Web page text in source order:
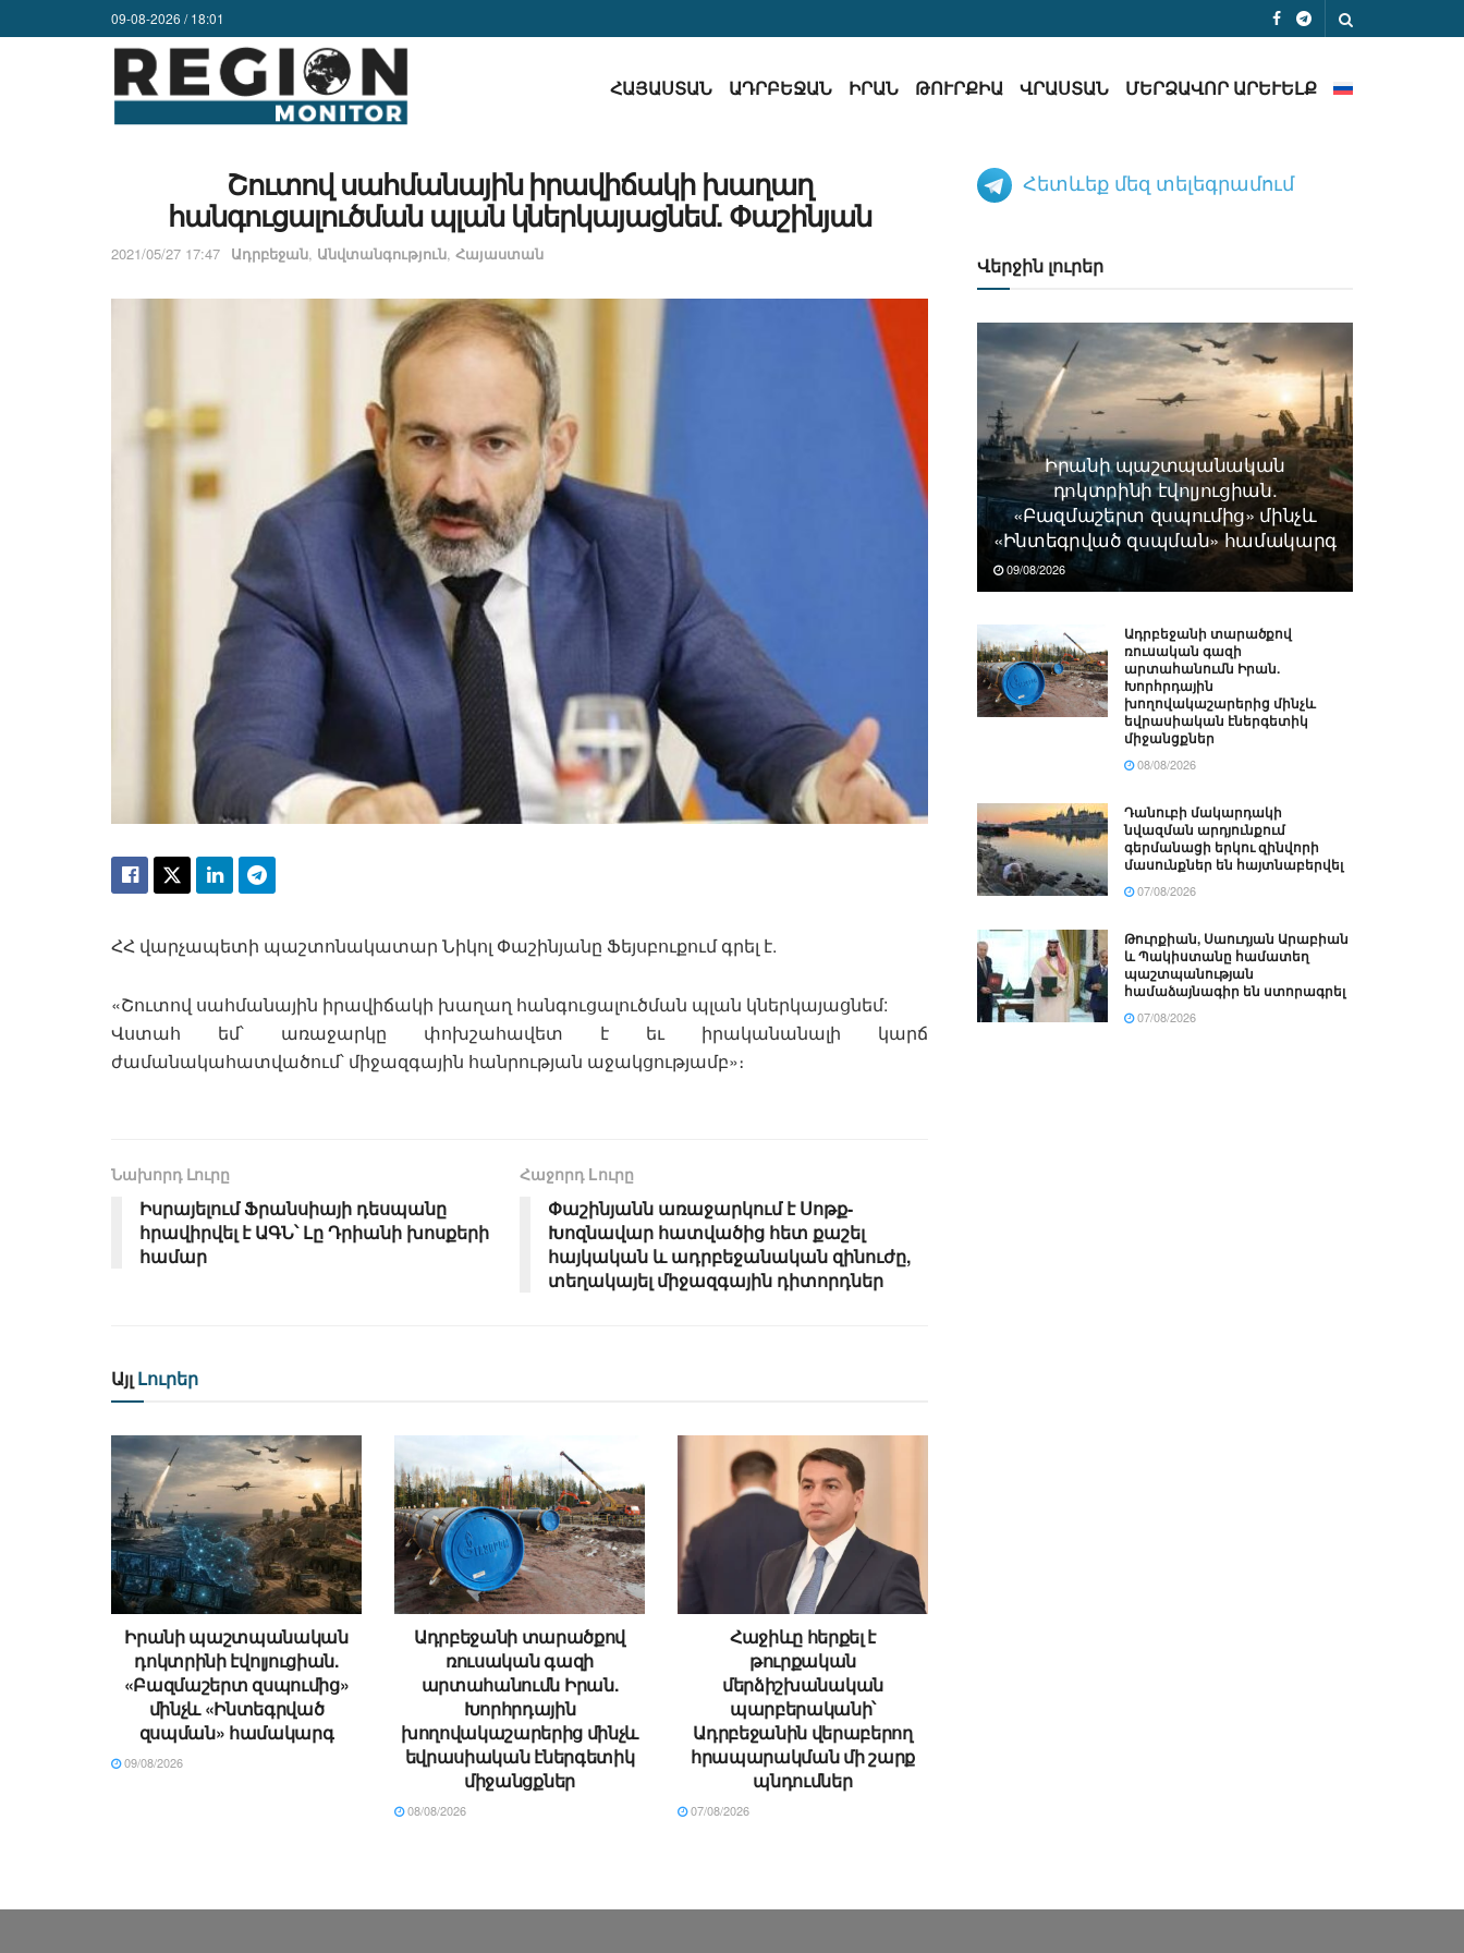
09-08-2026 / 18:01
ՀԱՅԱՍՏԱՆ ԱԴՐԲԵՋԱՆ ԻՐԱՆ ԹՈՒՐՔԻԱ ՎՐԱՍՏԱՆ ՄԵՐՁԱՎՈՐ ԱՐԵՒԵԼՔ
Շուտով սահմանային իրավիճակի խաղաղ
հանգուցալուծման պլան կներկայացնեմ. Փաշինյան
2021/05/27 17:47 Ադրբեջան, Անվտանգություն, Հայաստան
ՀՀ վարչապետի պաշտոնակատար Նիկոլ Փաշինյանը Ֆեյսբուքում գրել է.
«Շուտով սահմանային իրավիճակի խաղաղ հանգուցալուծման պլան կներկայացնեմ:
Վստահ եմ՝ առաջարկը փոխշահավետ է եւ իրականանալի կարճ
ժամանակահատվածում՝ միջազգային հանրության աջակցությամբ»։
Նախորդ Լուրը
Իսրայելում Ֆրանսիայի դեսպանը
հրավիրվել է ԱԳՆ՝ Լը Դրիանի խոսքերի
համար
Հաջորդ Lուրը
Փաշինյանն առաջարկում է Սոթք-
Խոզնավար հատվածից հետ քաշել
հայկական և ադրբեջանական զինուժը,
տեղակայել միջազգային դիտորդներ
Այլ Լուրեր
Իրանի պաշտպանական
դոկտրինի էվոլյուցիան.
«Բազմաշերտ զսպումից»
մինչև «Ինտեգրված
զսպման» համակարգ
09/08/2026
Ադրբեջանի տարածքով
ռուսական գազի
արտահանումն Իրան.
Խորհրդային
խողովակաշարերից մինչև
եվրասիական էներգետիկ
միջանցքներ
08/08/2026
Հաջիևը հերքել է
թուրքական
մերձիշխանական
պարբերականի՝
Ադրբեջանին վերաբերող
հրապարակման մի շարք
պնդումներ
07/08/2026
Հետևեք մեզ տելեգրամում
Վերջին լուրեր
Իրանի պաշտպանական
դոկտրինի էվոլյուցիան.
«Բազմաշերտ զսպումից» մինչև
«Ինտեգրված զսպման» համակարգ
09/08/2026
Ադրբեջանի տարածքով
ռուսական գազի
արտահանումն Իրան.
Խորհրդային
խողովակաշարերից մինչև
եվրասիական էներգետիկ
միջանցքներ
08/08/2026
Դանուբի մակարդակի
նվազման արդյունքում
գերմանացի երկու զինվորի
մասունքներ են հայտնաբերվել
07/08/2026
Թուրքիան, Սաուդյան Արաբիան
և Պակիստանը համատեղ
պաշտպանության
համաձայնագիր են ստորագրել
07/08/2026